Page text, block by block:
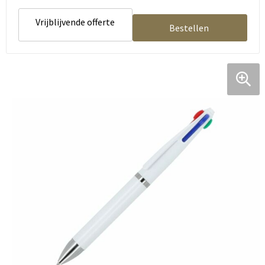
Vrijblijvende offerte Bestellen